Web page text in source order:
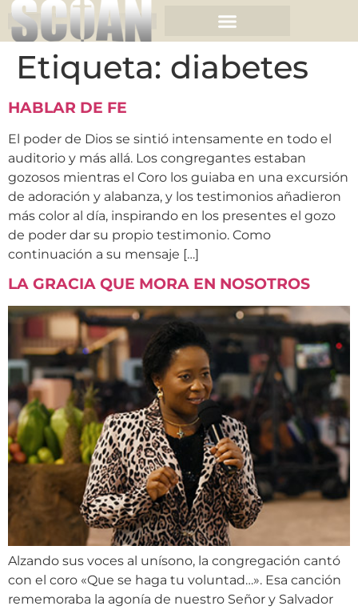
Etiqueta: diabetes
HABLAR DE FE
El poder de Dios se sintió intensamente en todo el
auditorio y más allá. Los congregantes estaban
gozosos mientras el Coro los guiaba en una excursión
de adoración y alabanza, y los testimonios añadieron
más color al día, inspirando en los presentes el gozo
de poder dar su propio testimonio. Como
continuación a su mensaje […]
LA GRACIA QUE MORA EN NOSOTROS
Alzando sus voces al unísono, la congregación cantó
con el coro «Que se haga tu voluntad…». Esa canción
rememoraba la agonía de nuestro Señor y Salvador